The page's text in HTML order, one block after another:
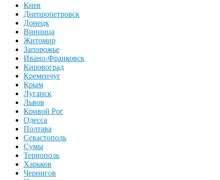
Киев
Днепропетровск
Донецк
Винница
Житомир
Запорожье
Ивано-Франковск
Кировоград
Кременчуг
Крым
Луганск
Львов
Кривой Рог
Одесса
Полтава
Севастополь
Сумы
Тернополь
Харьков
Чернигов